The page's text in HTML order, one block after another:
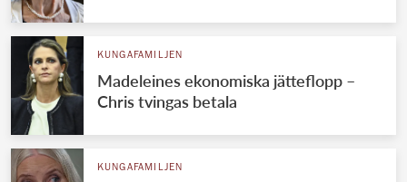
KUNGAFAMILJEN
Madeleines ekonomiska jätteflopp –
Chris tvingas betala
KUNGAFAMILJEN